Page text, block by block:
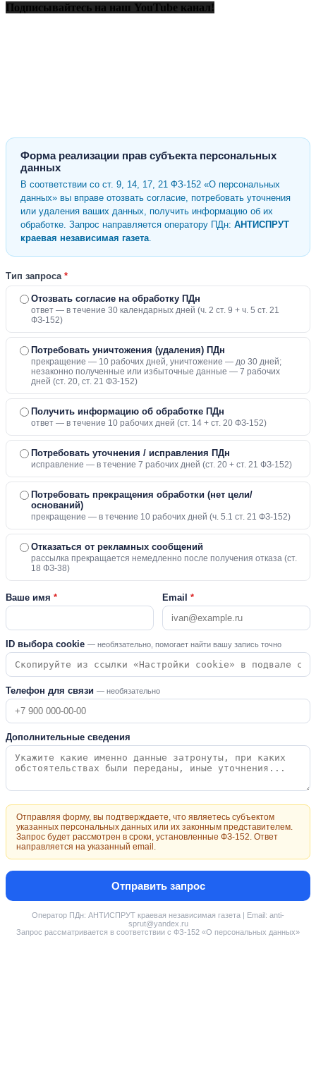
Подписывайтесь на наш YouTube канал!
Форма реализации прав субъекта персональных
данных
В соответствии со ст. 9, 14, 17, 21 ФЗ-152 «О персональных
данных» вы вправе отозвать согласие, потребовать уточнения
или удаления ваших данных, получить информацию об их
обработке. Запрос направляется оператору ПДн: АНТИСПРУТ
краевая независимая газета.
Тип запроса *
Отозвать согласие на обработку ПДн
ответ — в течение 30 календарных дней (ч. 2 ст. 9 + ч. 5 ст. 21
ФЗ-152)
Потребовать уничтожения (удаления) ПДн
прекращение — 10 рабочих дней, уничтожение — до 30 дней;
незаконно полученные или избыточные данные — 7 рабочих
дней (ст. 20, ст. 21 ФЗ-152)
Получить информацию об обработке ПДн
ответ — в течение 10 рабочих дней (ст. 14 + ст. 20 ФЗ-152)
Потребовать уточнения / исправления ПДн
исправление — в течение 7 рабочих дней (ст. 20 + ст. 21 ФЗ-152)
Потребовать прекращения обработки (нет цели/
оснований)
прекращение — в течение 10 рабочих дней (ч. 5.1 ст. 21 ФЗ-152)
Отказаться от рекламных сообщений
рассылка прекращается немедленно после получения отказа (ст.
18 ФЗ-38)
Ваше имя * Email *
ID выбора cookie — необязательно, помогает найти вашу запись точно
Телефон для связи — необязательно
Дополнительные сведения
Отправляя форму, вы подтверждаете, что являетесь субъектом
указанных персональных данных или их законным представителем.
Запрос будет рассмотрен в сроки, установленные ФЗ-152. Ответ
направляется на указанный email.
Отправить запрос
Оператор ПДн: АНТИСПРУТ краевая независимая газета | Email: anti-
sprut@yandex.ru
Запрос рассматривается в соответствии с ФЗ-152 «О персональных данных»